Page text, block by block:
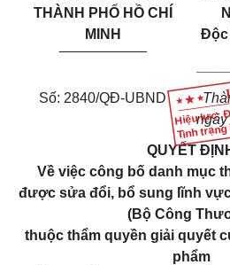
Hiệu lực:
Tình
THÀNH PHỐ HỒ CHÍ
MINH
Số: 2840/QĐ-UBND
Độc
ngày
QUYẾT
Về việc công bố danh mục
được sửa đổi, bổ sung lĩnh
(Bộ Công
thuộc thẩm quyền giải quyết
phẩm